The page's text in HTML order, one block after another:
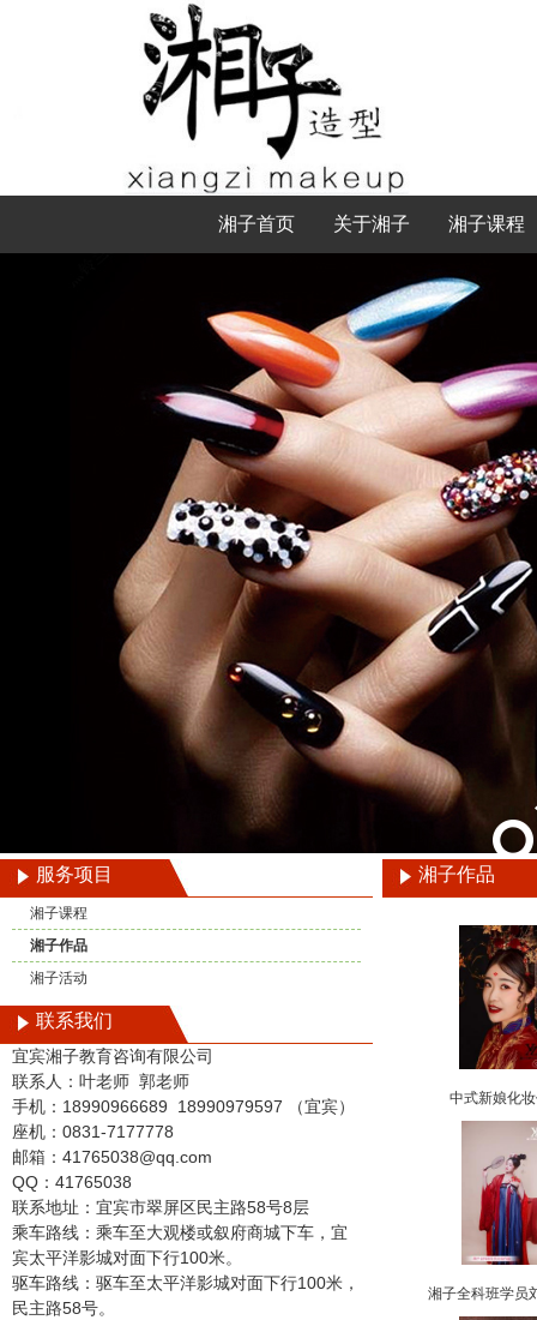
湘子首页 关于湘子 湘子课程
服务项目
湘子课程
湘子作品
湘子活动
联系我们
宜宾湘子教育咨询有限公司
联系人：叶老师 郭老师
手机： 18990966689 18990979597
（宜宾）
座机：0831-7177778
邮箱：41765038@qq.com
QQ：41765038
联系地址：宜宾市翠屏区民主路58号8层
乘车路线：乘车至大观楼或叙府商城下车，宜
宾太平洋影城对面下行100米。
驱车路线：驱车至太平洋影城对面下行100米，
民主路58号。
湘子作品
中式新娘化
湘子全科班学员